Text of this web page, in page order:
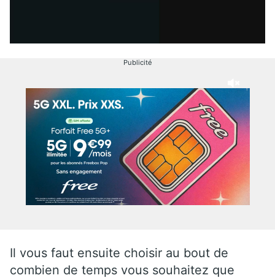
Publicité
Il vous faut ensuite choisir au bout de
combien de temps vous souhaitez que